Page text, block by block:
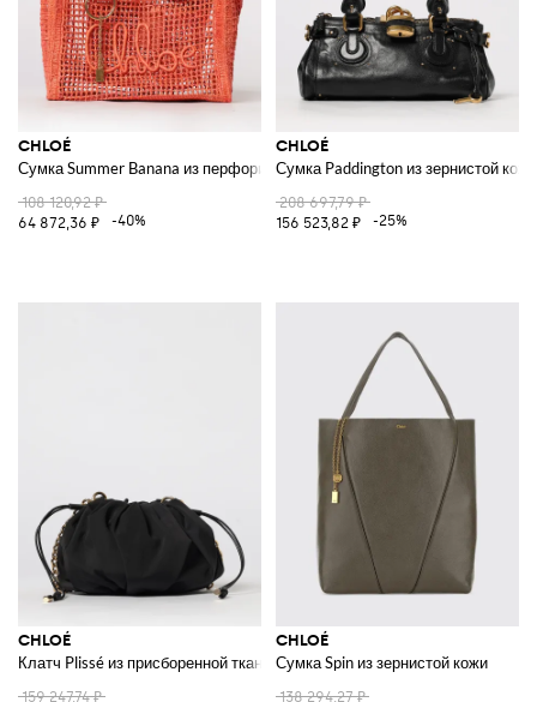
CHLOÉ
Сумка Summer Banana из перфорированной рафии
108 120,92 ₽
64 872,36 ₽
-40%
CHLOÉ
Сумка Paddington из зернистой кожи
208 697,79 ₽
156 523,82 ₽
-25%
CHLOÉ
Клатч Plissé из присборенной ткани
159 247,74 ₽
CHLOÉ
Сумка Spin из зернистой кожи
138 294,27 ₽